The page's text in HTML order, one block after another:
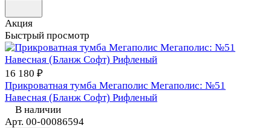
Акция
Быстрый просмотр
16 180 ₽
Прикроватная тумба Мегаполис Мегаполис: №51
Навесная (Бланж Софт) Рифленый
В наличии
Арт. 00-00086594